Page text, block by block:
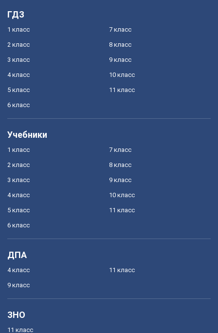
ГДЗ
1 класс
2 класс
3 класс
4 класс
5 класс
6 класс
7 класс
8 класс
9 класс
10 класс
11 класс
Учебники
1 класс
2 класс
3 класс
4 класс
5 класс
6 класс
7 класс
8 класс
9 класс
10 класс
11 класс
ДПА
4 класс
9 класс
11 класс
ЗНО
11 класс